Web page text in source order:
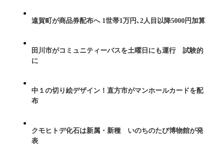
遠賀町が商品券配布へ 1世帯1万円､2人目以降5000円加算
田川市がコミュニティーバスを土曜日にも運行 試験的
に
中１の切り絵デザイン！直方市がマンホールカードを配
布
クモヒトデ化石は新属・新種 いのちのたび博物館が発
表